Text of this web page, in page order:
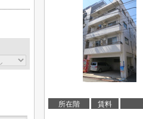
所在階 賃料